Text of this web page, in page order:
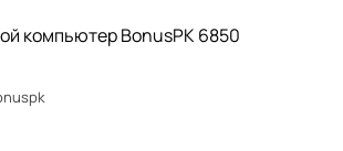
компьютер BonusPK 6850